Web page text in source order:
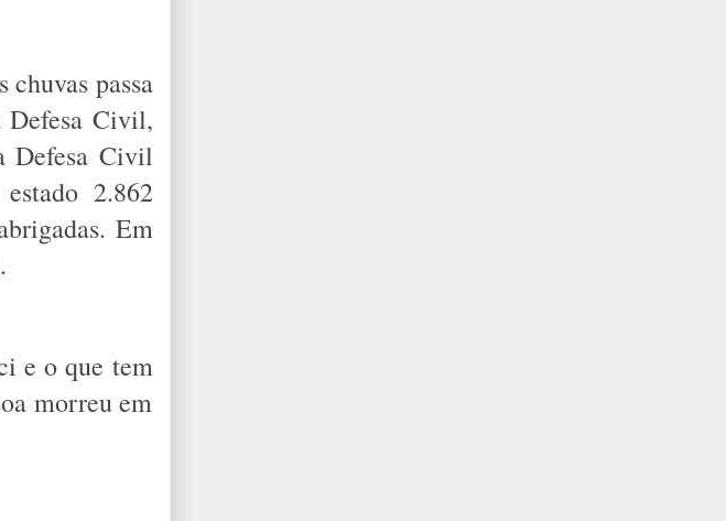
chuvas passa
Defesa Civil,
Defesa Civil
2.862
Em
e o que tem
morreu em